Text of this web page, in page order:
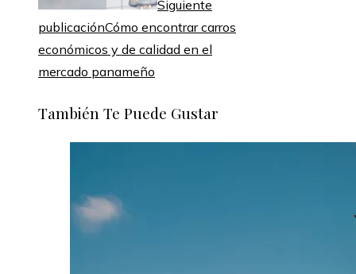
Siguiente
publicaciónCómo encontrar carros
económicos y de calidad en el
mercado panameño
También Te Puede Gustar